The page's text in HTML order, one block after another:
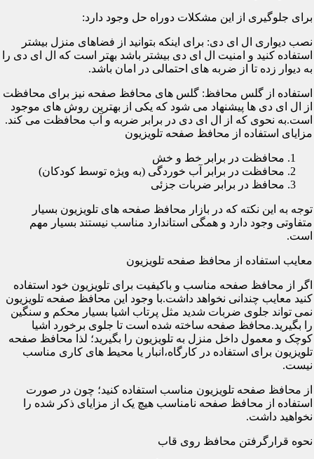
برای جلوگیری از این مشکلات دوراه حل وجود دارد:
نصب دیواری ال ای دی: برای اینکه بتوانید از فضاهای منزل بیشتر
استفاده کنید و امنیت ال ای دی بیشتر باشد بهتر است که ال ای دی را
به دیوار زده تا از ضربه های احتمالی در امان باشد.
استفاده از گلس محافظ: گلس های محافظ صفحه نیز برای محافظت
از ال ای دی ها پیشنهاد می شود که یکی از بهترین روش های موجود
است.به نحوی که از ال ای دی در برابر ضربه و آب محافظت می کند.
مزایای استفاده از محافظ صفحه تلویزیون
محافظت در برابر خط و خش
محافظت در برابر آب خوردگی (به ویژه توسط کودکان)
محافظ در برابر ضربات جزئی
توجه به این نکته که در بازار محافظ صفحه های تلویزیون بسیار
متفاوتی وجود دارد و همگی استاندارد مناسب نیستند بسیار مهم
است.
معایب استفاده از محافظ صفحه تلویزیون
اگر از محافظ صفحه مناسب و باکیفیت برای تلویزیون خود استفاده
کنید معایب چندانی نخواهد داشت.با وجود این محافظ صفحه تلویزیون
نمی تواند جلوی ضربات شدید مثل پرتاب اشیا بسیار محکم و سنگین
را بگیرید.محافظ صفحه ساخته شده است تا جلوی برخورد اشیا
کوچک و معمول داخل منزل به تلویزیون را بگیرید؛ لذا محافظ صفحه
تلویزیون برای استفاده در کارگاه،انبار یا محیط های کاری مناسب
نیست.
از محافظ صفحه تلویزیون مناسب استفاده کنید؛ چون در صورت
استفاده از محافظ صفحه نامناسب هیچ یک از مزایای ذکر شده را
نخواهید داشت.
نحوه قرارگرفتن محافظ روی قاب